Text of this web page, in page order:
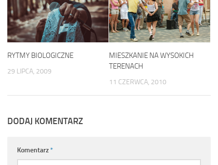
RYTMY BIOLOGICZNE
29 LIPCA, 2009
MIESZKANIE NA WYSOKICH
TERENACH
11 CZERWCA, 2010
DODAJ KOMENTARZ
Komentarz*